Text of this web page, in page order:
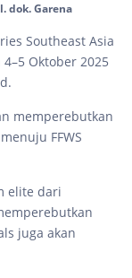
dok. Garena
Southeast Asia
4–5 Oktober 2025
memperebutkan
FFWS
elite dari
juga akan